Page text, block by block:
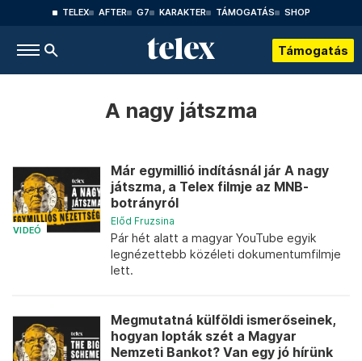
TELEX AFTER G7 KARAKTER TÁMOGATÁS SHOP
Támogatás
A nagy játszma
VIDEÓ
Már egymillió indításnál jár A nagy
játszma, a Telex filmje az MNB-
botrányról
Előd Fruzsina
Pár hét alatt a magyar YouTube egyik
legnézettebb közéleti dokumentumfilmje
lett.
Megmutatná külföldi ismerőseinek,
hogyan lopták szét a Magyar
Nemzeti Bankot? Van egy jó hírünk